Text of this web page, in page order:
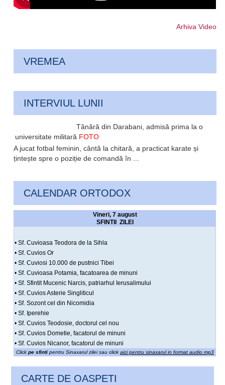
Arhiva Video
VREMEA
INTERVIUL LUNII
Tânără din Darabani, admisă prima la o
universitate militară FOTO
A jucat fotbal feminin, cântă la chitară, a practicat karate și
țintește spre o poziție de comandă în ...
CALENDAR ORTODOX
Vineri, 7 august
SFINTII ZILEI
• Sf. Cuvioasa Teodora de la Sihla
• Sf. Cuvios Or
• Sf. Cuviosi 10.000 de pustnici Tibei
• Sf. Cuvioasa Potamia, facatoarea de minuni
• Sf. Sfintit Mucenic Narcis, patriarhul Ierusalimului
• Sf. Cuvios Asterie Singliticul
• Sf. Sozont cel din Nicomidia
• Sf. Iperehie
• Sf. Cuvios Teodosie, doctorul cel nou
• Sf. Cuvios Dometie, facatorul de minuni
• Sf. Cuvios Nicanor, facatorul de minuni
Click pe sfintipentru Sinaxarul zilei sau click aici pentru sinaxarul in format audio mp3
CARTE DE OASPETI